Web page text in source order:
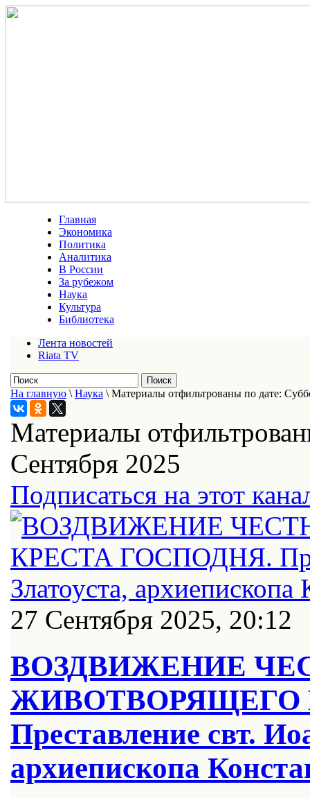
Главная
Экономика
Политика
Аналитика
В России
За рубежом
Наука
Культура
Библиотека
Лента новостей
Riata TV
На главную \ Наука \ Материалы отфильтрованы по дате:
Материалы
Сентября 2025
Подписаться на этот
27 Сентября 2025, 20:12
ВОЗДВИЖЕНИЕ
ЖИВОТВОРЯЩЕГО
Преставление свт.
архиепископа